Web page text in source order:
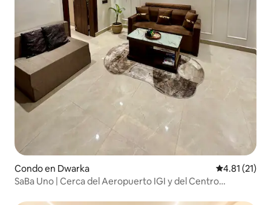
Condo en Dwarka Calificación
4.81 (21)
SaBa Uno | Cerca del Aeropuerto IGI y del Centro